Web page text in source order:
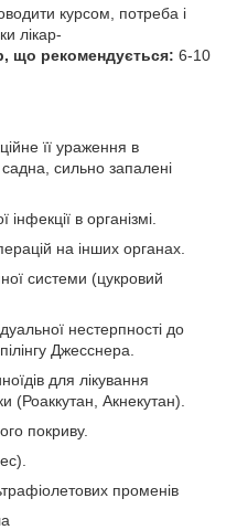
курсом, потреба і
лікар-
що рекомендується: 6-10
її ураження в
садна, сильно запалені
в організмі.
на інших органах.
системи (цукровий
нестерпності до
Джесснера.
для лікування
(Роаккутан, Акнекутан).
покриву.
променів